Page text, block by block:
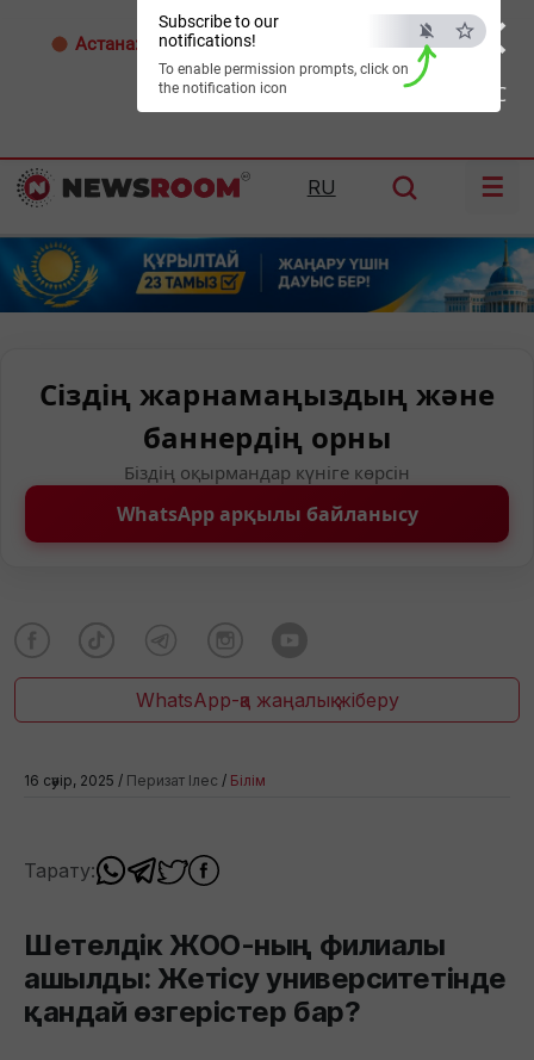
×
ESC
Subscribe to our
notifications!
To enable permission prompts, click on
the notification icon
Астана: 31°C Алматы: Шымкент:38°C
RU ☰
Сіздің жарнамаңыздың және
баннердің орны
Біздің оқырмандар күніге көрсін
WhatsApp арқылы байланысу
WhatsApp-қа жаңалық жіберу
16 сәуір, 2025 / Перизат Ілес / Білім
Тарату:
Шетелдік ЖОО-ның филиалы
ашылды: Жетісу университетінде
қандай өзгерістер бар?